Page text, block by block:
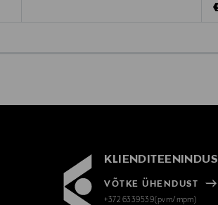
KLIENDITEENINDUS
VÕTKE ÜHENDUST
+372 6339539(pvm/mpm)